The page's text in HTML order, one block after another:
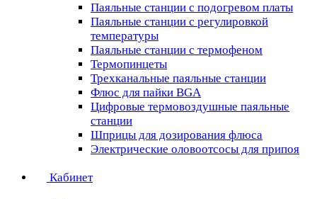
Паяльные станции с подогревом платы
Паяльные станции с регулировкой
температуры
Паяльные станции с термофеном
Термопинцеты
Трехканальные паяльные станции
Флюс для пайки BGA
Цифровые термовоздушные паяльные
станции
Шприцы для дозирования флюса
Электрические оловоотсосы для припоя
Кабинет